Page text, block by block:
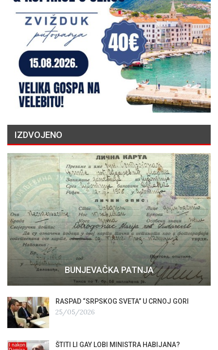
IZDVOJENO
BUNJEVAČKA PATNJA
RASPAD “SRPSKOG SVETA” U CRNOJ GORI
25/05/2026
ŠTITI LI GAY LOBI MINISTRA HABIJANA?